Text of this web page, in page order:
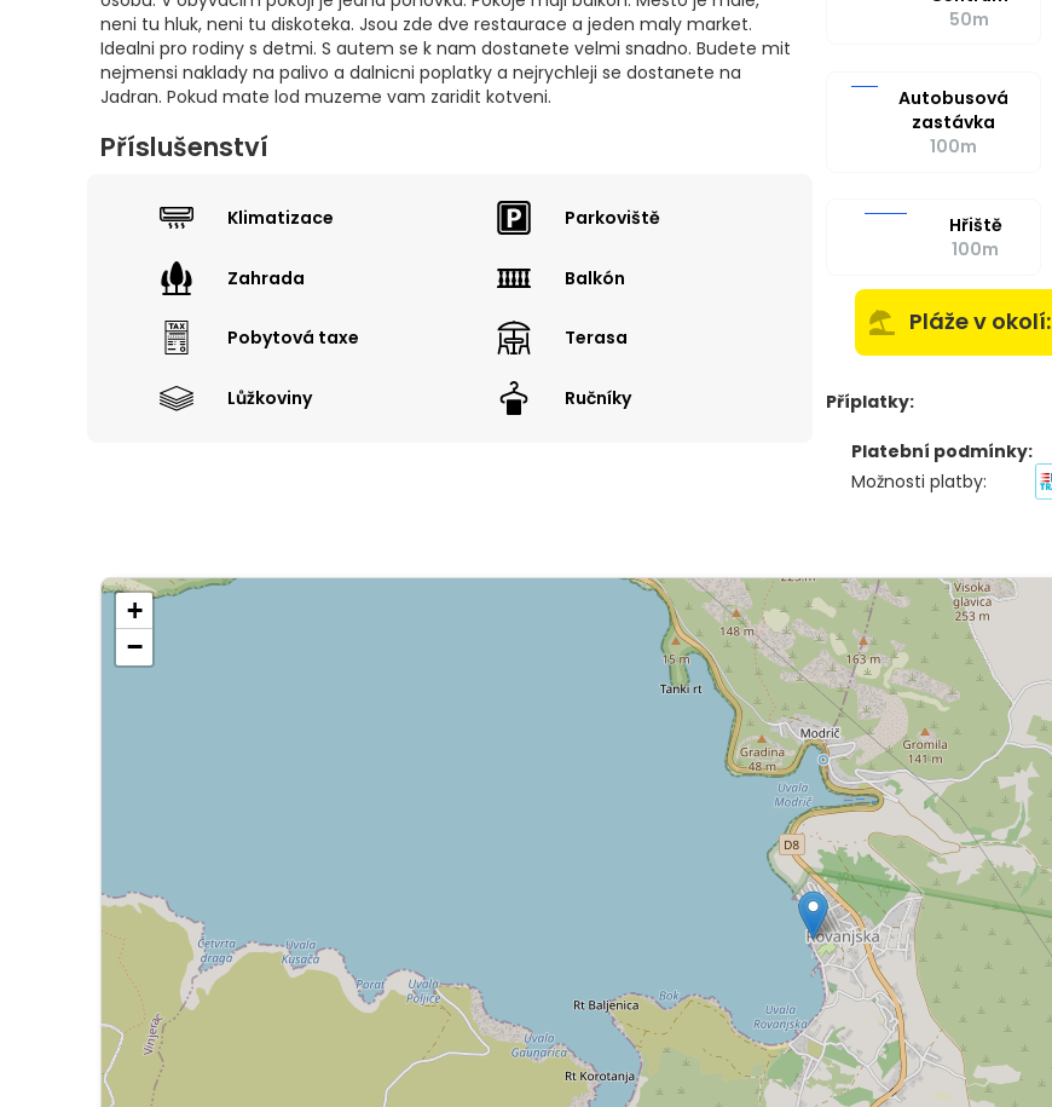
neni tu hluk, neni tu diskoteka. Jsou zde dve restaurace a jeden maly market.
Idealni pro rodiny s detmi. S autem se k nam dostanete velmi snadno. Budete mit
nejmensi naklady na palivo a dalnicni poplatky a nejrychleji se dostanete na
Jadran. Pokud mate lod muzeme vam zaridit kotveni.
Příslušenství
Klimatizace Parkoviště
Zahrada Balkón
Pobytová taxe Terasa
Lůžkoviny Ručníky
50m
Autobusová
zastávka
100m
Hřiště
100m
Pláže v okolí:
Příplatky:
Platební podmínky:
Možnosti platby:
+
−